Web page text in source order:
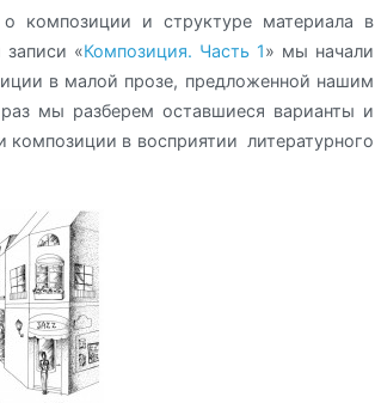
композиции и структуре материала в
«Композиция. Часть 1» мы начали
в малой прозе, предложенной нашим
мы разберем оставшиеся варианты и
композиции в восприятии литературного